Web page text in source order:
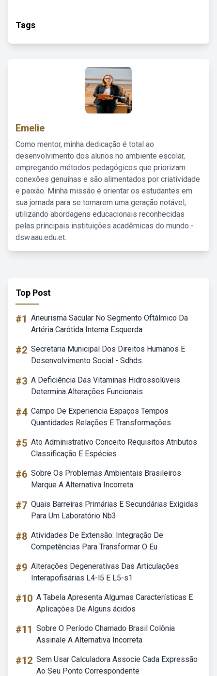
Tags
Emelie
Como mentor, minha dedicação é total ao
desenvolvimento dos alunos no ambiente escolar,
empregando métodos pedagógicos que priorizam
conexões genuínas e são alimentados por criatividade
e paixão. Minha missão é orientar os estudantes em
sua jornada para se tornarem uma geração notável,
utilizando abordagens educacionais reconhecidas
pelas principais instituições acadêmicas do mundo -
dsw.aau.edu.et.
Top Post
#1 Aneurisma Sacular No Segmento Oftálmico Da
Artéria Carótida Interna Esquerda
#2 Secretaria Municipal Dos Direitos Humanos E
Desenvolvimento Social - Sdhds
#3 A Deficiência Das Vitaminas Hidrossolúveis
Determina Alterações Funcionais
#4 Campo De Experiencia Espaços Tempos
Quantidades Relações E Transformações
#5 Ato Administrativo Conceito Requisitos Atributos
Classificação E Espécies
#6 Sobre Os Problemas Ambientais Brasileiros
Marque A Alternativa Incorreta
#7 Quais Barreiras Primárias E Secundárias Exigidas
Para Um Laboratório Nb3
#8 Atividades De Extensão: Integração De
Competências Para Transformar O Eu
#9 Alterações Degenerativas Das Articulações
Interapofisárias L4-l5 E L5-s1
#10 A Tabela Apresenta Algumas Características E
Aplicações De Alguns ácidos
#11 Sobre O Período Chamado Brasil Colônia
Assinale A Alternativa Incorreta
#12 Sem Usar Calculadora Associe Cada Expressão
Ao Seu Ponto Correspondente